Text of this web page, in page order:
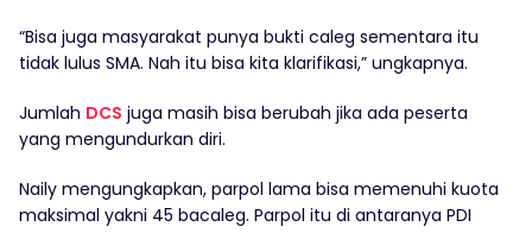
“Bisa juga masyarakat punya bukti caleg sementara itu
tidak lulus SMA. Nah itu bisa kita klarifikasi,” ungkapnya.
Jumlah DCS juga masih bisa berubah jika ada peserta
yang mengundurkan diri.
Naily mengungkapkan, parpol lama bisa memenuhi kuota
maksimal yakni 45 bacaleg. Parpol itu di antaranya PDI